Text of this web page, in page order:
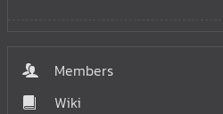
Members
Wiki